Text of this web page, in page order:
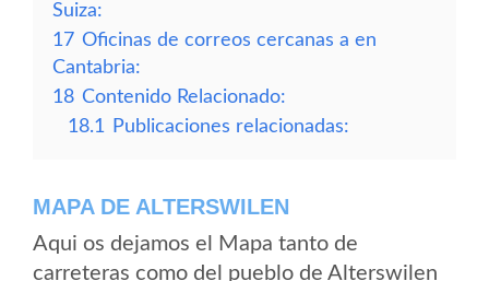
Suiza:
17 Oficinas de correos cercanas a en
Cantabria:
18 Contenido Relacionado:
18.1
Publicaciones relacionadas:
MAPA DE ALTERSWILEN
Aqui os dejamos el Mapa tanto de
carreteras como del pueblo de Alterswilen